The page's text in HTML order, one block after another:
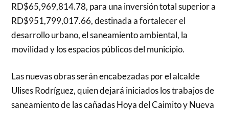
RD$65,969,814.78, para una inversión total superior a
RD$951,799,017.66, destinada a fortalecer el
desarrollo urbano, el saneamiento ambiental, la
movilidad y los espacios públicos del municipio.
Las nuevas obras serán encabezadas por el alcalde
Ulises Rodríguez, quien dejará iniciados los trabajos de
saneamiento de las cañadas Hoya del Caimito y Nueva